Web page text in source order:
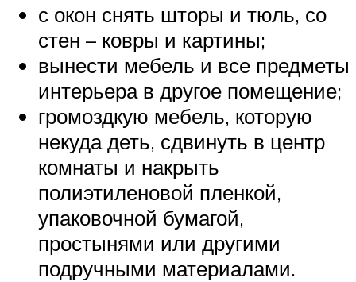
с окон снять шторы и тюль, со
стен – ковры и картины;
вынести мебель и все предметы
интерьера в другое помещение;
громоздкую мебель, которую
некуда деть, сдвинуть в центр
комнаты и накрыть
полиэтиленовой пленкой,
упаковочной бумагой,
простынями или другими
подручными материалами.